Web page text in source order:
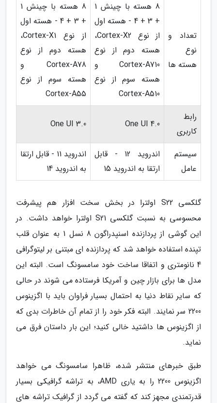
تعداد و
نوع
هسته ها
8 هسته با چینش 1
+ 3 + 4 - هسته اول
از نوع Cortex-X2،
هسته دوم از نوع
Cortex-A710 و
هسته سوم از نوع
Cortex-A510
8 هسته با چینش 1
+ 3 + 4 - هسته اول
از نوع Cortex-X1،
هسته دوم از نوع
Cortex-A78 و
هسته سوم از نوع
Cortex-A55
رابط
کاربری
One UI 4.0
One UI 3.0
سیستم
عامل
اندروید 12 - قابل
ارتقا به اندروید 15
اندروید 11 - قابل ارتقا
به اندروید 14
گلکسی S22 اولترا در بخش سخت افزار هم پیشرفت
محسوسی به نسبت گلکسی S21 اولترا خواهد داشت. در
این گوشی از پردازنده اسنپدراگون 8 نسل 1 به عنوان قلب
تپنده استفاده خواهد شد که پردازنده ای مبتنی بر لیتوگرافی
4 نانومتری و اتفاقا ساخت خود سامسونگ است. البته این
مدل ها برای بازار چین و آمریکا فرستاده می شوند در حالی
که سایر نقاط دنیا به احتمال بسیار فراوان باید با اگزینوس
2200 سر نمایند. البته فکر خود را از تمام آن خاطرات بدی که
از اگزینوس ها داشتید خالی کنید؛ این بار داستان فرق می
نماید.
طبق خبرهای منتشر شده، ظاهرا سامسونگ می خواهد
اگزینوس 2200 را به یاری AMD، به تراشه گرافیکی بسیار
قدرتمندی مجهز کند که گفته می گردد از گرافیک تراشه های